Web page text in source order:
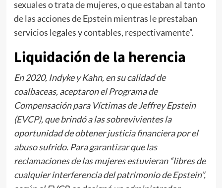
sexuales o trata de mujeres, o que estaban al tanto
de las acciones de Epstein mientras le prestaban
servicios legales y contables, respectivamente”.
Liquidación de la herencia
En 2020, Indyke y Kahn, en su calidad de
coalbaceas, aceptaron el Programa de
Compensación para Víctimas de Jeffrey Epstein
(EVCP), que brindó a las sobrevivientes la
oportunidad de obtener justicia financiera por el
abuso sufrido. Para garantizar que las
reclamaciones de las mujeres estuvieran “libres de
cualquier interferencia del patrimonio de Epstein”,